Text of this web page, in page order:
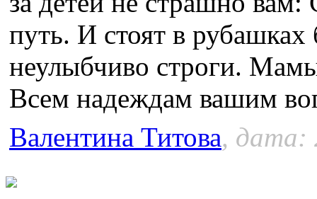
путь. И стоят в
неулыбчиво строги.
Всем надеждам вашим
Валентина Титова, дата: